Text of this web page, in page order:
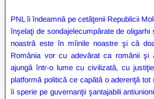
PNL îi îndeamnă pe cetăţenii Republicii
înşelaţi de sondajelecumpărate de
noastră este în mîinile noastre şi că
România vor cu adevărat ca românii şi
ajungă într-o lume cu civilizată, cu
platformă politică ce capătă o aderenţă
îi sperie pe guvernanţii şantajabili